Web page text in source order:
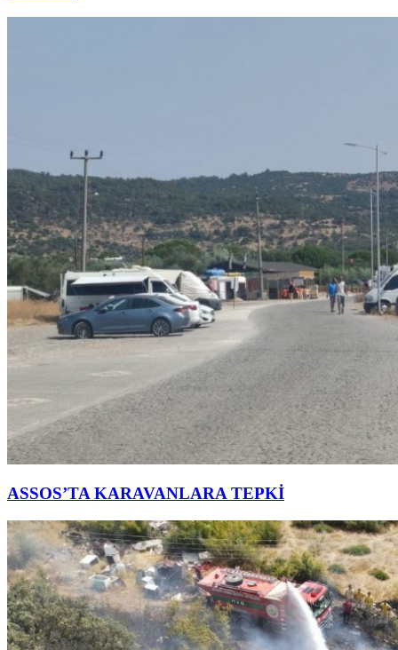
ASSOS’TA KARAVANLARA TEPKİ